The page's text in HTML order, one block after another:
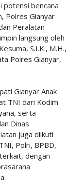
potensi bencana
Polres Gianyar
Peralatan
langsung oleh
S.I.K., M.H.,
Polres Gianyar,
Gianyar Anak
TNI dari Kodim
serta
Dinas
juga diikuti
Polri, BPBD,
dengan